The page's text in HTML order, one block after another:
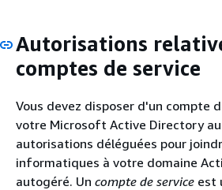
Autorisations
comptes de service
Vous devez disposer d'un compte
votre Microsoft Active Directory
autorisations déléguées pour
informatiques à votre domaine
autogéré. Un compte de service est